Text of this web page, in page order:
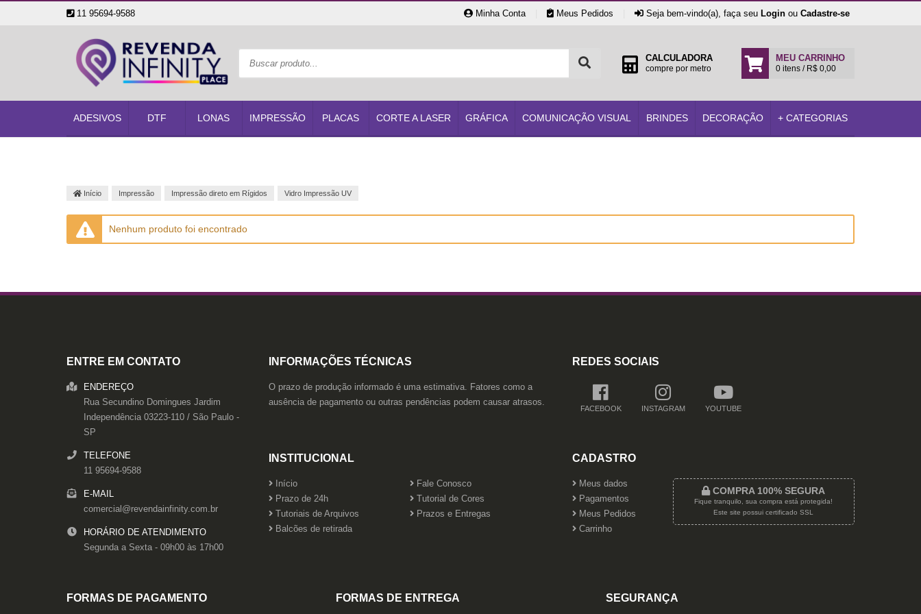
11 95694-9588 Minha Conta Meus Pedidos Seja bem-vindo(a), faça seu Login ou Cadastre-se
CALCULADORA
compre por metro
MEU CARRINHO
0 itens / R$ 0,00
ADESIVOS DTF LONAS IMPRESSÃO PLACAS CORTE A LASER GRÁFICA COMUNICAÇÃO VISUAL BRINDES DECORAÇÃO + CATEGORIAS
Início Impressão Impressão direto em Rígidos Vidro Impressão UV
Nenhum produto foi encontrado
ENTRE EM CONTATO
ENDEREÇO
Rua Secundino Domingues Jardim
Independência 03223-110 / São Paulo -
SP
TELEFONE
11 95694-9588
E-MAIL
comercial@revendainfinity.com.br
HORÁRIO DE ATENDIMENTO
Segunda a Sexta - 09h00 às 17h00
INFORMAÇÕES TÉCNICAS
O prazo de produção informado é uma estimativa. Fatores como a
ausência de pagamento ou outras pendências podem causar atrasos.
REDES SOCIAIS
FACEBOOK INSTAGRAM YOUTUBE
INSTITUCIONAL
Início
Fale Conosco
Prazo de 24h
Tutorial de Cores
Tutoriais de Arquivos
Prazos e Entregas
Balcões de retirada
CADASTRO
Meus dados
Pagamentos
Meus Pedidos
Carrinho
COMPRA 100% SEGURA
Fique tranquilo, sua compra está protegida!
Este site possui certificado SSL
FORMAS DE PAGAMENTO FORMAS DE ENTREGA SEGURANÇA